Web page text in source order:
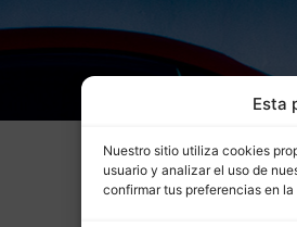
Esta
Nuestro sitio utiliza cookies
usuario y analizar el uso de
confirmar tus preferencias en la